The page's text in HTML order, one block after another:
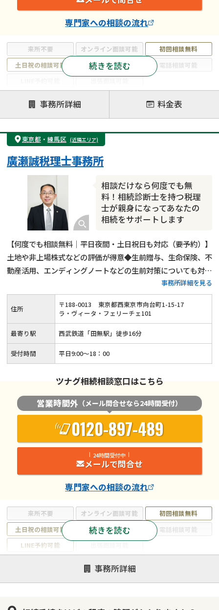
来所不要 オンライン面談可能
初回相談無料
土日祝の相談可能
19時以降電話可能
電話相談可能
注力案件
遺言書作成・遺言執行
相続放棄
相続登記
遺産分割
遺留分侵害額請求
相続税申告
相続手続き
銀行手続き
成年後見・任意後見
贈与税
相続財産調査
相続トラブル
続きを読む
専門家への相談の流れ
事務所詳細 料金表
東京都 ・ 練馬区 (近隣エリア)
相談だけなら何度でも無
料！相続診断士を持つ税理
士が親身になってあなたの
相続をサポートします
廣瀬誠税理士事務所
【何度でも相談無料｜平日夜間・土日祝日も対応（要予約）】
土地や非上場株式などの評価が得意◆生前贈与、生命保険、不
動産活用、エンディングノートなどの生前対策についても対応
可能◆税理士兼相続診断士が細やかな説明と親身な対応で、ご
依頼者様の相続を最後までしっかりとサポートします！
事務所詳細を見る
来所不要 オンライン面談可能
初回相談無料
土日祝の相談可能
19時以降電話可能
電話相談可能
LINE予約可能
遺言書作成・遺言執行
相続放棄
相続登記
続きを読む
住所 〒188-0013
東京都西東京市向台町1-15-17
ラ・ヴィータ・フェリーチェ101
最寄り駅 西武鉄道「田無駅」徒歩16分
受付時間 平日9:00〜18：00
ツナグ相続相談窓口はこちら
営業時間外 （メール問合せなら24時間受付）
0120-897-489
24時間受付中
メールで問合せ
専門家への相談の流れ
事務所詳細